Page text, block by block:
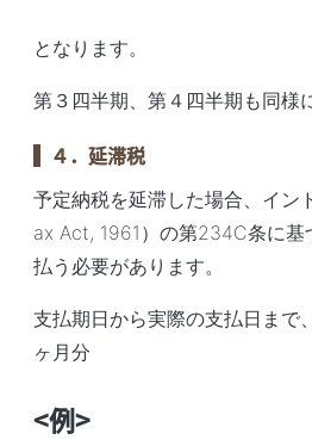
となります。
第３四半期、第４四半期も同様
４．延滞税
予定納税を延滞した場合、イン
ax Act, 1961）の第234C条に基
払う必要があります。
支払期日から実際の支払日まで
ヶ月分
<例>